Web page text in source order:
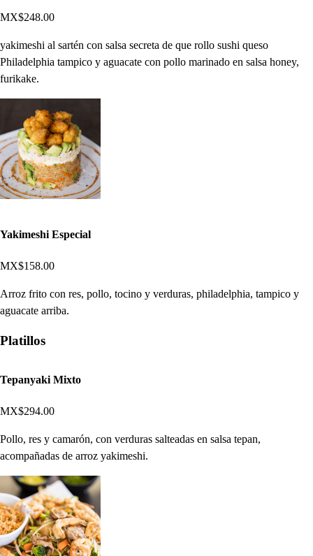
MX$248.00
yakimeshi al sartén con salsa secreta de que rollo sushi queso
Philadelphia tampico y aguacate con pollo marinado en salsa honey,
furikake.
Yakimeshi Especial
MX$158.00
Arroz frito con res, pollo, tocino y verduras, philadelphia, tampico y
aguacate arriba.
Platillos
Tepanyaki Mixto
MX$294.00
Pollo, res y camarón, con verduras salteadas en salsa tepan,
acompañadas de arroz yakimeshi.